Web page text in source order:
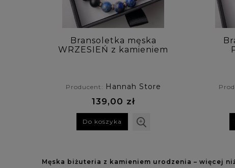
Bransoletka męska
WRZESIEŃ z kamieniem
Producent: Hannah Store
139,00 zł
Do koszyka
Męska biżuteria z kamieniem urodzenia – więcej